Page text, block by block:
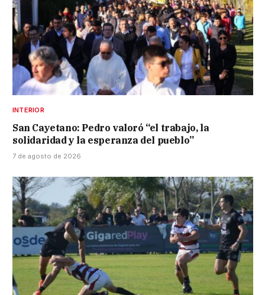
INTERIOR
San Cayetano: Pedro valoró “el trabajo, la
solidaridad y la esperanza del pueblo”
7 de agosto de 2026